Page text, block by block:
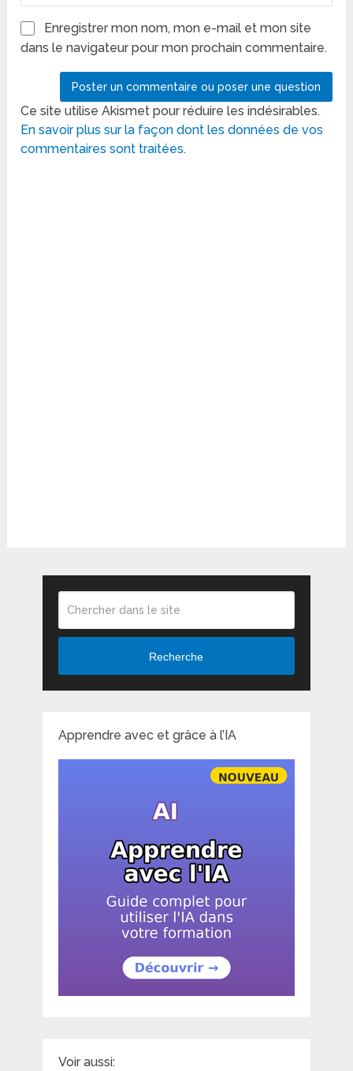
Enregistrer mon nom, mon e-mail et mon site
dans le navigateur pour mon prochain commentaire.
Ce site utilise Akismet pour réduire les indésirables.
En savoir plus sur la façon dont les données de vos
commentaires sont traitées.
Recherche
Apprendre avec et grâce à l’IA
Voir aussi: